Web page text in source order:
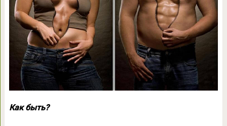
Как быть?